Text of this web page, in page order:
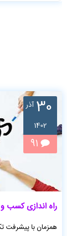
30 آذر
1402
91
راه اندازی کسب
همزمان با پیشرفت